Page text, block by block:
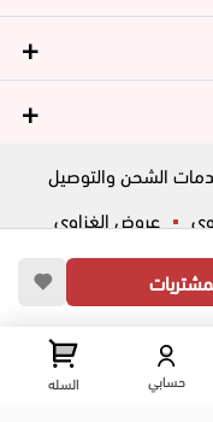
الشحن والتوصيل
عروض الغزاوي
شائعة
الخريطه
حسابي السله